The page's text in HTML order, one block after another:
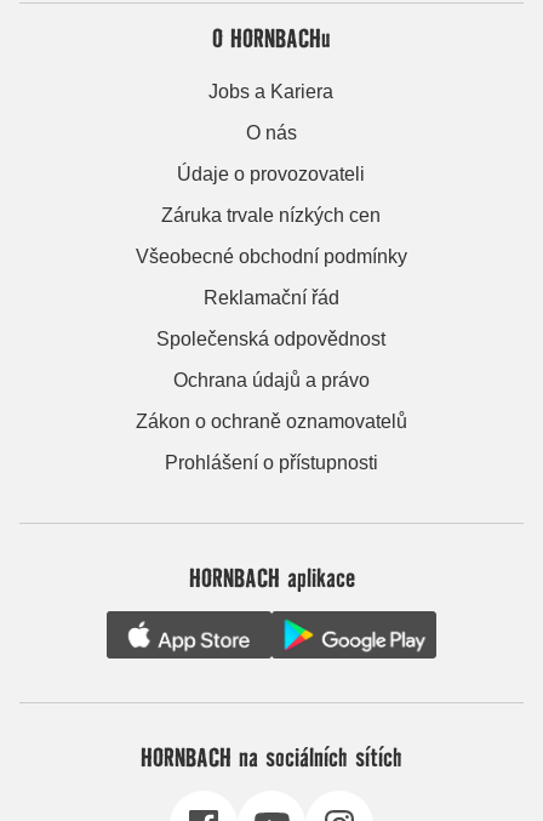
O HORNBACHu
Jobs a Kariera
O nás
Údaje o provozovateli
Záruka trvale nízkých cen
Všeobecné obchodní podmínky
Reklamační řád
Společenská odpovědnost
Ochrana údajů a právo
Zákon o ochraně oznamovatelů
Prohlášení o přístupnosti
HORNBACH aplikace
HORNBACH na sociálních sítích